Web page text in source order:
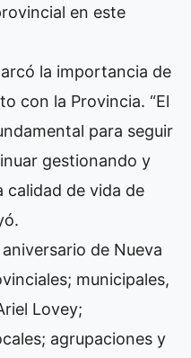
en este
la importancia de
con la Provincia. “El
para seguir
gestionando y
calidad de vida de
de Nueva
municipales,
Lovey;
agrupaciones y